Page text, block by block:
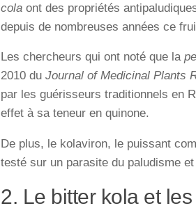
cola ont des propriétés
depuis de nombreuses années ce
Les chercheurs qui ont noté que la
2010 du Journal of Medicinal Plants
par les guérisseurs traditionnels en
effet à sa teneur en quinone.
De plus, le kolaviron, le puissant
testé sur un parasite du paludisme
2. Le bitter kola et